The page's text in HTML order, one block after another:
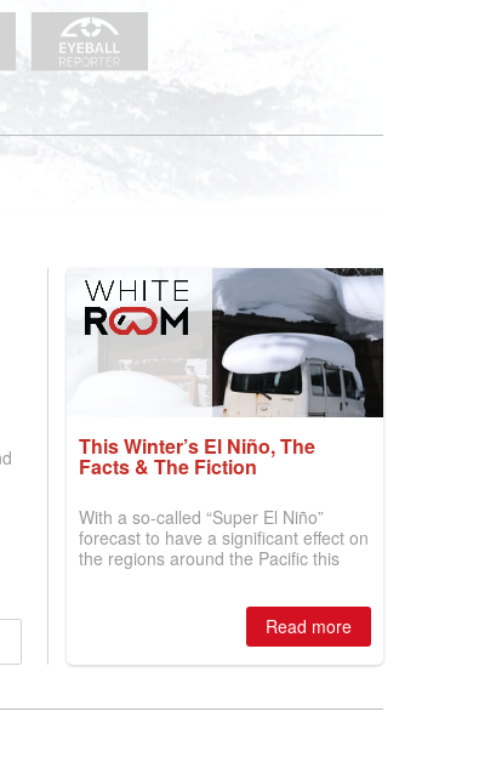
This Winter’s El Niño, The
Facts & The Fiction
With a so-called “Super El Niño”
forecast to have a significant effect on
the regions around the Pacific this
where are the best odds?Read more